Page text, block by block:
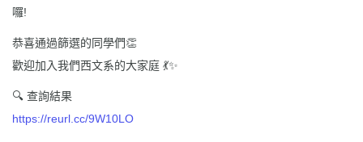
囉!
恭喜通過篩選的同學們👏
歡迎加入我們西文系的大家庭 💃✨
🔍 查詢結果
https://reurl.cc/9W10LO